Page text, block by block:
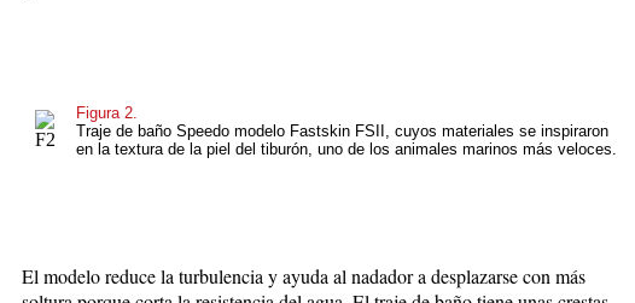
Figura 2.
Traje de baño Speedo modelo Fastskin FSII, cuyos materiales se inspiraron
en la textura de la piel del tiburón, uno de los animales marinos más veloces.
El modelo reduce la turbulencia y ayuda al nadador a desplazarse con más